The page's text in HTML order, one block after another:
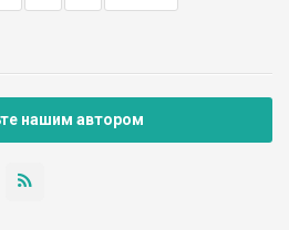
нашим автором